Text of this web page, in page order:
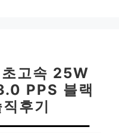
고속 25W
PPS 블랙
후기